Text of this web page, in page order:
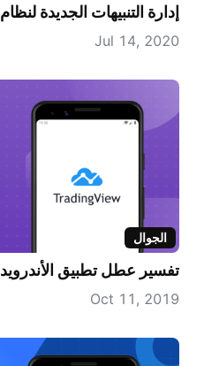
إدارة التنبيهات الجديدة لنظام iOS
Jul 14, 2020
الجوال
تفسير عطل تطبيق الأندرويد
Oct 11, 2019